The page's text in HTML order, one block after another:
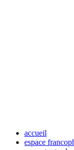
accueil
espace